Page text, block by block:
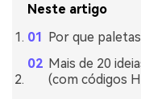
Neste artigo
Por que
Mais de 20
(com códigos